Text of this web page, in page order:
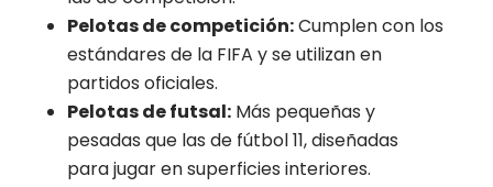
Pelotas de competición:Cumplen con los
estándares de la FIFA y se utilizan en
partidos oficiales.
Pelotas de futsal:Más pequeñas y
pesadas que las de fútbol 11, diseñadas
para jugar en superficies interiores.